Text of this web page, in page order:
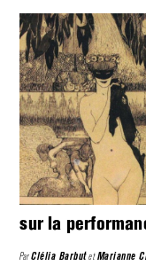
sur la
ParClélia BarbutetMarianne